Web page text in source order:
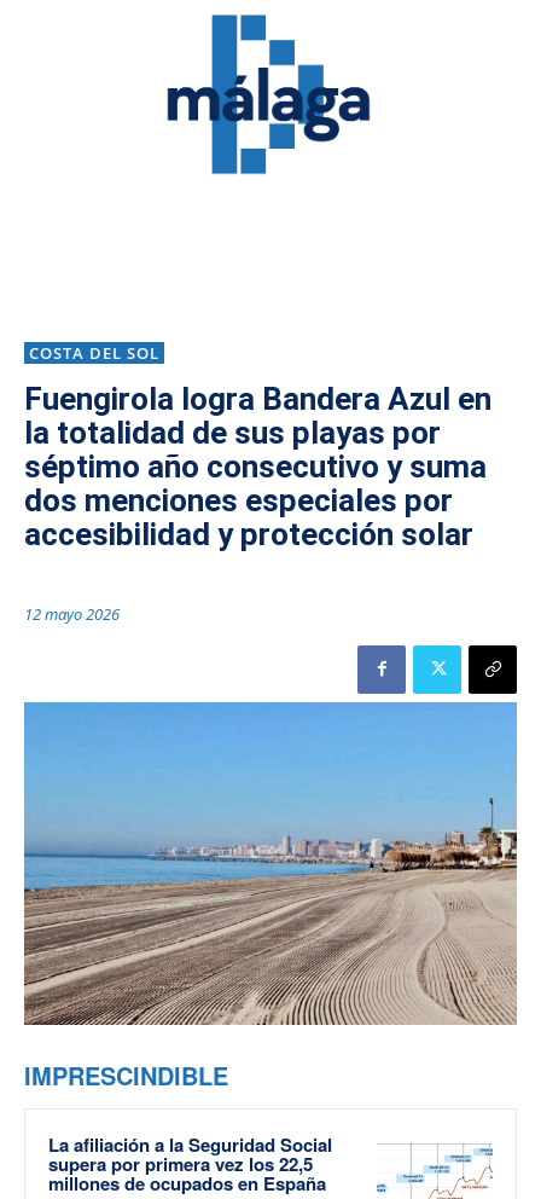
COSTA DEL SOL
Fuengirola logra Bandera Azul en
la totalidad de sus playas por
séptimo año consecutivo y suma
dos menciones especiales por
accesibilidad y protección solar
12 mayo 2026
IMPRESCINDIBLE
La afiliación a la Seguridad Social
supera por primera vez los 22,5
millones de ocupados en España